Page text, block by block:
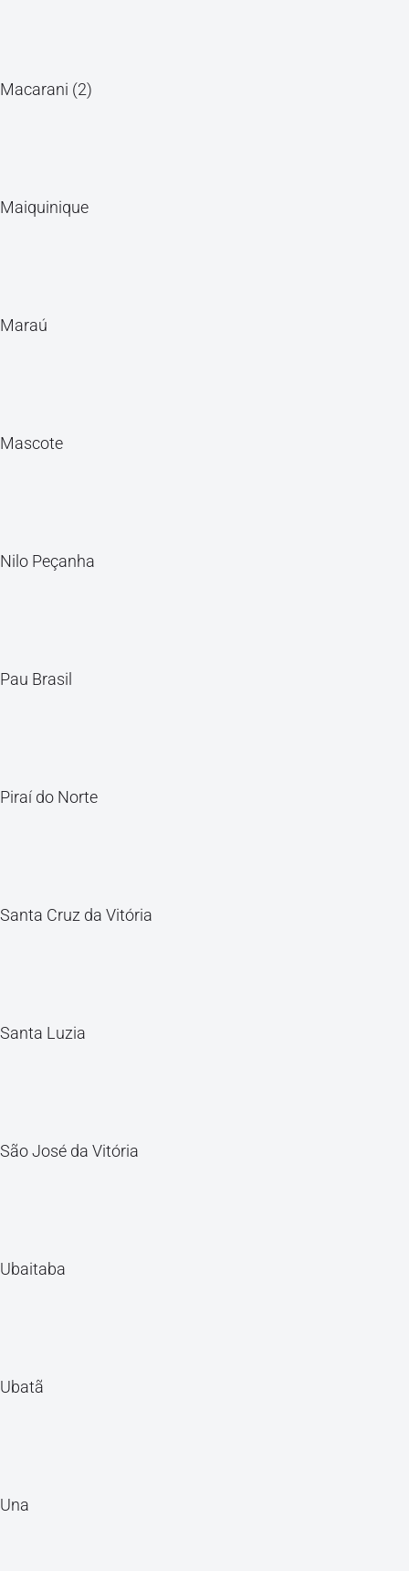
Macarani (2)
Maiquinique
Maraú
Mascote
Nilo Peçanha
Pau Brasil
Piraí do Norte
Santa Cruz da Vitória
Santa Luzia
São José da Vitória
Ubaitaba
Ubatã
Una